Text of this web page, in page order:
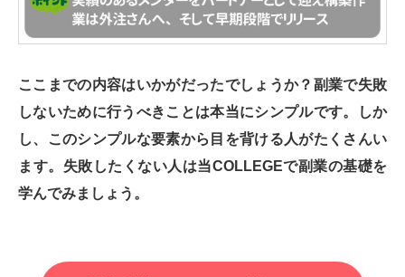
ここまでの内容はいかがだったでしょうか？副業で失敗
しないために行うべきことは本当にシンプルです。しか
し、このシンプルな要素から目を背ける人がたくさんい
ます。失敗したくない人は当COLLEGEで副業の基礎を
学んでみましょう。